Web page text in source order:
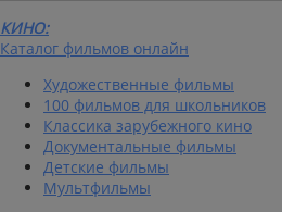
КИНО:
Каталог фильмов онлайн
Художественные фильмы
100 фильмов для школьников
Классика зарубежного кино
Документальные фильмы
Детские фильмы
Мультфильмы